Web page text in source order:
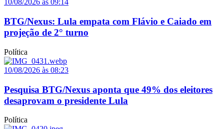
10/08/2026 às 09:14
BTG/Nexus: Lula empata com Flávio e Caiado em
projeção de 2° turno
Política
10/08/2026 às 08:23
Pesquisa BTG/Nexus aponta que 49% dos eleitores
desaprovam o presidente Lula
Política